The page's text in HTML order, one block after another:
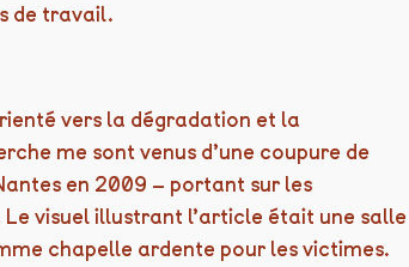
de travail.
vers la dégradation et la
me sont venus d’une coupure de
en 2009 – portant sur les
visuel illustrant l’article était une salle
chapelle ardente pour les victimes.